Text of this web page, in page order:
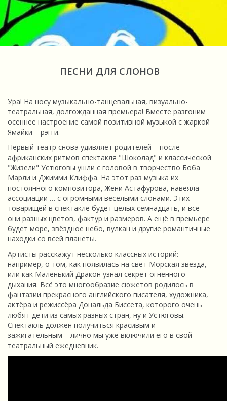
ПЕСНИ ДЛЯ СЛОНОВ
Ура! На носу музыкально-танцевальная, визуально-
театральная, долгожданная премьера! Вместе разгоним
осеннее настроение самой позитивной музыкой с жаркой
Ямайки – рэгги.
Первый театр снова удивляет родителей – после
африканских ритмов спектакля "Шоколад" и классической
"Жизели" Устюговы ушли с головой в творчество Боба
Марли и Джимми Клиффа. На этот раз музыка их
постоянного композитора, Жени Астафурова, навеяла
ассоциации … с огромными веселыми слонами. Этих
товарищей в спектакле будет целых семнадцать, и все
они разных цветов, фактур и размеров. А ещё в премьере
будет море, звёздное небо, вулкан и другие романтичные
находки со всей планеты.
Артисты расскажут несколько классных историй:
например, о том, как появилась на свет Морская звезда,
или как Маленький Дракон узнал секрет огненного
дыхания. Всё это многообразие сюжетов родилось в
фантазии прекрасного английского писателя, художника,
актёра и режиссёра Дональда Биссета, которого очень
любят дети из самых разных стран, ну и Устюговы.
Спектакль должен получиться красивым и
зажигательным – лично мы уже включили его в свой
театральный ежедневник.